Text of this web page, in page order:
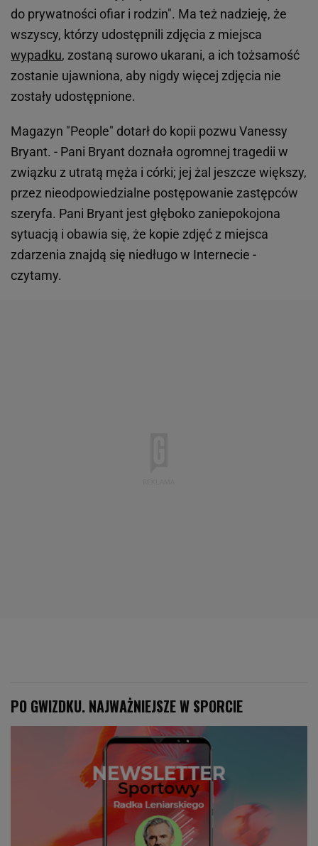
do prywatności ofiar i rodzin". Ma też nadzieję, że
wszyscy, którzy udostępnili zdjęcia z miejsca
wypadku, zostaną surowo ukarani, a ich tożsamość
zostanie ujawniona, aby nigdy więcej zdjęcia nie
zostały udostępnione.
Magazyn "People" dotarł do kopii pozwu Vanessy
Bryant. - Pani Bryant doznała ogromnej tragedii w
związku z utratą męża i córki; jej żal jeszcze większy,
przez nieodpowiedzialne postępowanie zastępców
szeryfa. Pani Bryant jest głęboko zaniepokojona
sytuacją i obawia się, że kopie zdjęć z miejsca
zdarzenia znajdą się niedługo w Internecie -
czytamy.